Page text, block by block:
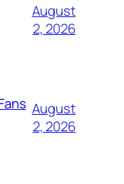
August
2, 2026
August
2, 2026